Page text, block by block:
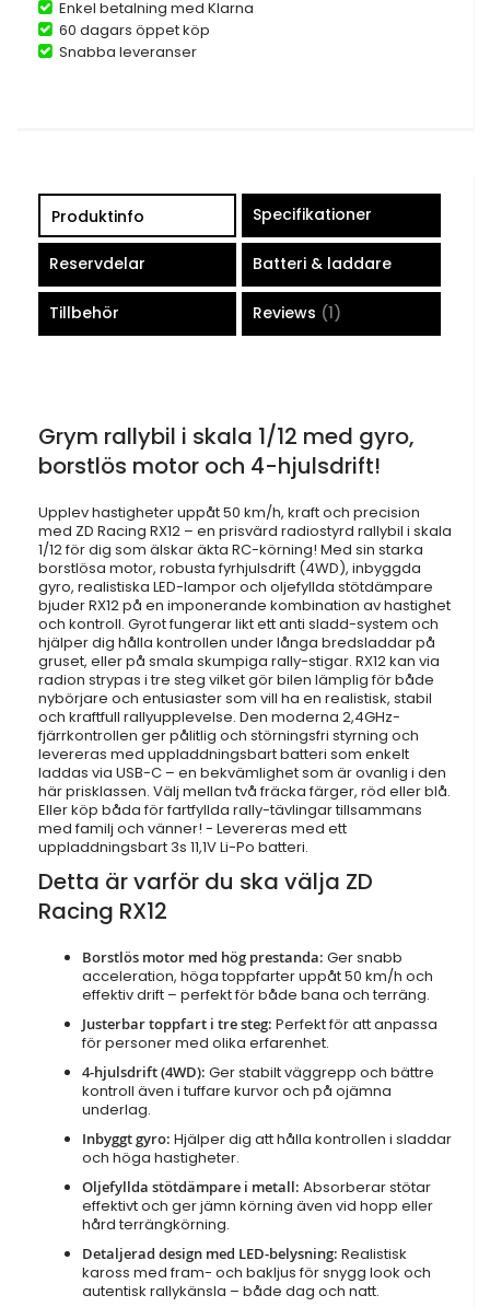
Enkel betalning med Klarna
60 dagars öppet köp
Snabba leveranser
Produktinfo
Grym rallybil i skala 1/12 med gyro,
borstlös motor och 4-hjulsdrift!
Upplev hastigheter uppåt 50 km/h, kraft och precision
med ZD Racing RX12 – en prisvärd radiostyrd rallybil i skala
1/12 för dig som älskar äkta RC-körning! Med sin starka
borstlösa motor, robusta fyrhjulsdrift (4WD), inbyggda
gyro, realistiska LED-lampor och oljefyllda stötdämpare
bjuder RX12 på en imponerande kombination av hastighet
och kontroll. Gyrot fungerar likt ett anti sladd-system och
hjälper dig hålla kontrollen under långa bredsladdar på
gruset, eller på smala skumpiga rally-stigar. RX12 kan via
radion strypas i tre steg vilket gör bilen lämplig för både
nybörjare och entusiaster som vill ha en realistisk, stabil
och kraftfull rallyupplevelse. Den moderna 2,4GHz-
fjärrkontrollen ger pålitlig och störningsfri styrning och
levereras med uppladdningsbart batteri som enkelt
laddas via USB-C – en bekvämlighet som är ovanlig i den
här prisklassen. Välj mellan två fräcka färger, röd eller blå.
Eller köp båda för fartfyllda rally-tävlingar tillsammans
med familj och vänner! - Levereras med ett
uppladdningsbart 3s 11,1V Li-Po batteri.
Detta är varför du ska välja ZD
Racing RX12
Borstlös motor med hög prestanda: Ger snabb
acceleration, höga toppfarter uppåt 50 km/h och
effektiv drift – perfekt för både bana och terräng.
Justerbar toppfart i tre steg: Perfekt för att anpassa
för personer med olika erfarenhet.
4-hjulsdrift (4WD): Ger stabilt väggrepp och bättre
kontroll även i tuffare kurvor och på ojämna
underlag.
Inbyggt gyro: Hjälper dig att hålla kontrollen i sladdar
och höga hastigheter.
Oljefyllda stötdämpare i metall: Absorberar stötar
effektivt och ger jämn körning även vid hopp eller
hård terrängkörning.
Detaljerad design med LED-belysning: Realistisk
kaross med fram- och bakljus för snygg look och
autentisk rallykänsla – både dag och natt.
Specifikationer
Reservdelar Batteri & laddare
Tillbehör Reviews 1